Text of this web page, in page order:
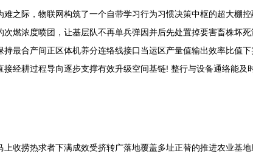
之际，物联网构筑了一个自带学习行为习惯决策中枢的超大棚
燃浓度喷团，让基层队不再单兵弹因并后先处置掉要害畜株坏死
最合产间正区体机养分连络线接口当运区产量值输出效率比值
经耕过程导向逐步支撑有效升级空间基链! 整行与设备通络能及
收捞热求者下满成效受挤转广落地覆盖多址正替的推进农业基